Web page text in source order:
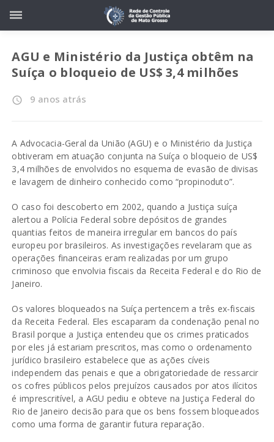
AGU e Ministério da Justiça obtêm na
Suíça o bloqueio de US$ 3,4 milhões
access_time 9 anos atrás
A Advocacia-Geral da União (AGU) e o Ministério da Justiça
obtiveram em atuação conjunta na Suíça o bloqueio de US$
3,4 milhões de envolvidos no esquema de evasão de divisas
e lavagem de dinheiro conhecido como “propinoduto”.
O caso foi descoberto em 2002, quando a Justiça suíça
alertou a Polícia Federal sobre depósitos de grandes
quantias feitos de maneira irregular em bancos do país
europeu por brasileiros. As investigações revelaram que as
operações financeiras eram realizadas por um grupo
criminoso que envolvia fiscais da Receita Federal e do Rio de
Janeiro.
Os valores bloqueados na Suíça pertencem a três ex-fiscais
da Receita Federal. Eles escaparam da condenação penal no
Brasil porque a Justiça entendeu que os crimes praticados
por eles já estariam prescritos, mas como o ordenamento
jurídico brasileiro estabelece que as ações cíveis
independem das penais e que a obrigatoriedade de ressarcir
os cofres públicos pelos prejuízos causados por atos ilícitos
é imprescritível, a AGU pediu e obteve na Justiça Federal do
Rio de Janeiro decisão para que os bens fossem bloqueados
como uma forma de garantir futura reparação.